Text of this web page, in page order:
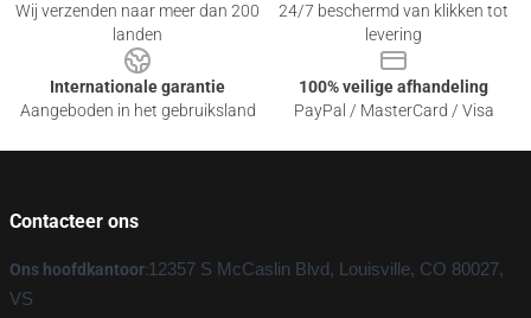
Wij verzenden naar meer dan 200
landen
24/7 beschermd van klikken tot
levering
Internationale garantie
Aangeboden in het gebruiksland
100% veilige afhandeling
PayPal / MasterCard / Visa
Contacteer ons
Ons hoofdkantoor:12357 S McCaslin Blvd, Louisville, CO 80027,
VS